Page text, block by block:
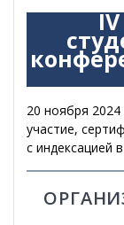
20 ноября
участие,
с индексацией